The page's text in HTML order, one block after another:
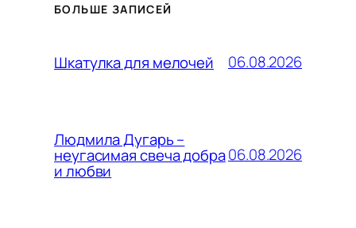
БОЛЬШЕ ЗАПИСЕЙ
Шкатулка для мелочей 06.08.2026
Людмила Дугарь –
неугасимая свеча добра
и любви
06.08.2026